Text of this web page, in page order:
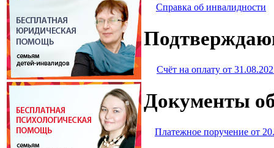
Справка об инвалидности
Счёт на оплату от
Документы
Платежное поручение от